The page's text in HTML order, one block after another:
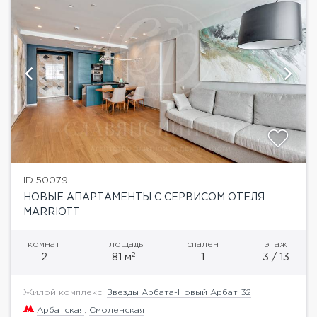
ID 50079
НОВЫЕ АПАРТАМЕНТЫ С СЕРВИСОМ ОТЕЛЯ
MARRIOTT
комнат
2
площадь
81 м2
спален
1
этаж
3 / 13
Жилой комплекс: Звезды Арбата-Новый Арбат 32
Арбатская Смоленская